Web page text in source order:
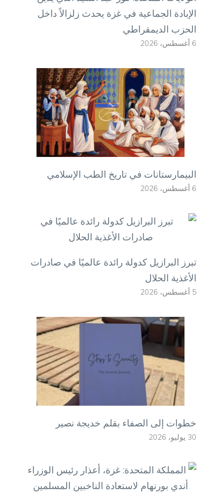
الإبادة الجماعية في غزة يحدث زلزالاً داخل
الحزب الديمقراطي
6 أغسطس، 2026
البيمارستانات في تاريخ الطب الإسلامي
6 أغسطس، 2026
تبرز البرازيل كدولة رائدة عالميًا في صادرات
الأغذية الحلال
5 أغسطس، 2026
خطوات إلى الصفاء بقلم خديجة نصير
30 يوليو، 2026